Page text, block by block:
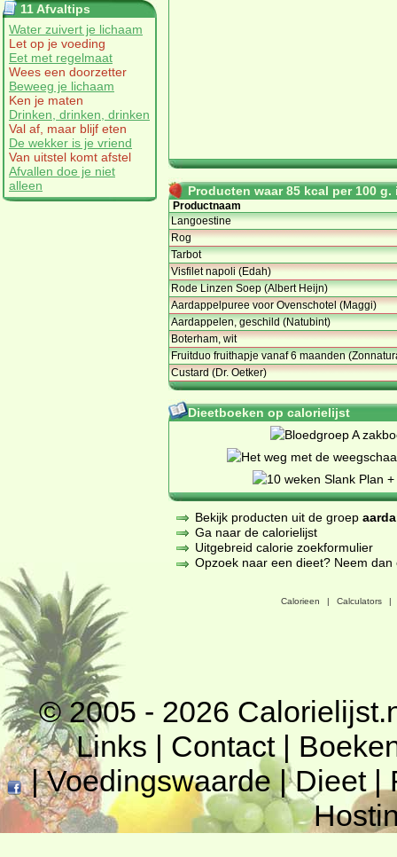
11 Afvaltips
Water zuivert je lichaam
Let op je voeding
Eet met regelmaat
Wees een doorzetter
Beweeg je lichaam
Ken je maten
Drinken, drinken, drinken
Val af, maar blijf eten
De wekker is je vriend
Van uitstel komt afstel
Afvallen doe je niet
alleen
Producten waar 85 kcal per 100
Productnaam
Langoestine
Rog
Tarbot
Visfilet napoli (Edah)
Rode Linzen Soep (Albert Heijn)
Aardappelpuree voor Ovenschotel (Maggi)
Aardappelen, geschild (Natubint)
Boterham, wit
Fruitduo fruithapje vanaf 6 maanden
Custard (Dr. Oetker)
Dieetboeken op calorielijst
Bekijk producten uit de groep
Ga naar de calorielijst
Uitgebreid calorie zoekformulier
Opzoek naar een dieet? Neem
Calorieen | Calculators |
© 2005 - 2026
Links | Contact|
|Voedingswaarde|Dieet|